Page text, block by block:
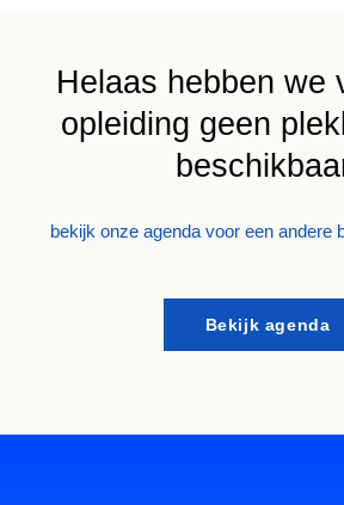
Helaas hebben we
opleiding geen
bekijk onze agenda voor een andere
Bekijk agenda